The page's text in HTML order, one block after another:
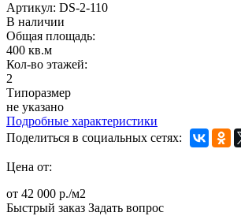
Артикул: DS-2-110
В наличии
Общая площадь:
400 кв.м
Кол-во этажей:
2
Типоразмер
не указано
Подробные характеристики
Поделиться в социальных сетях:
Цена от:
от 42 000 р./м2
Быстрый заказ Задать вопрос